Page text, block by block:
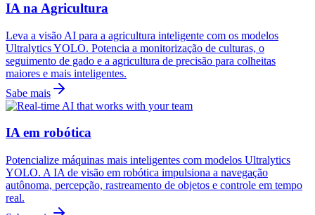
IA na Agricultura
Leva a visão AI para a agricultura inteligente com os modelos
Ultralytics YOLO. Potencia a monitorização de culturas, o
seguimento de gado e a agricultura de precisão para colheitas
maiores e mais inteligentes.
Sabe mais
IA em robótica
Potencialize máquinas mais inteligentes com modelos Ultralytics
YOLO. A IA de visão em robótica impulsiona a navegação
autônoma, percepção, rastreamento de objetos e controle em tempo
real.